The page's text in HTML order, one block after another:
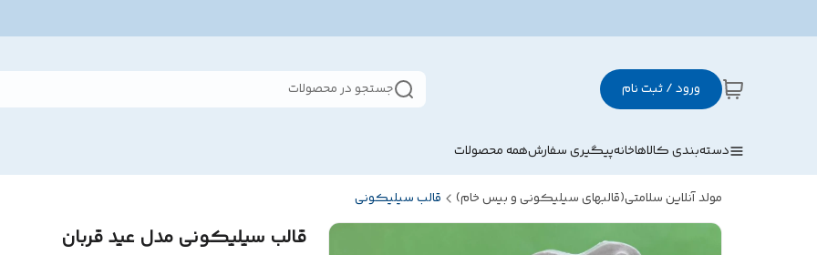
ورود / ثبت نام جستجو در محصولات
دسته‌بندی کالاهاخانهپیگیری سفارشهمه محصولات
مولد آنلاین سلامتی(قالبهای سیلیکونی و بیس خام) قالب سیلیکونی
قالب سیلیکونی مدل عید قربان